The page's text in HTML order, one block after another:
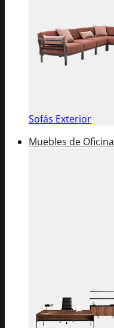
Sofás Exterior
Muebles de Oficina